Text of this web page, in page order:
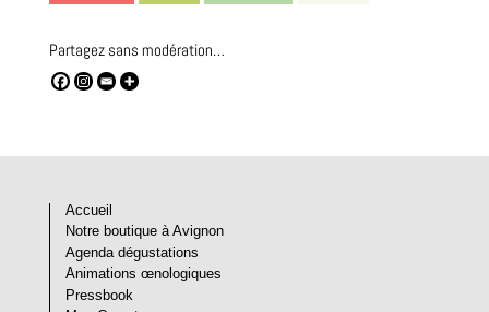
Partagez sans modération…
Accueil
Notre boutique à Avignon
Agenda dégustations
Animations œnologiques
Pressbook